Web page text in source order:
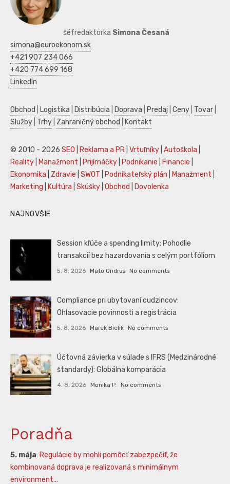
šéfredaktorka Simona Česaná
simona@euroekonom.sk
+421 907 234 066
+420 774 699 168
LinkedIn
Obchod Logistika Distribúcia Doprava Predaj Ceny Tovar
Služby Trhy Zahraničný obchod Kontakt
© 2010 - 2026 SEO Reklama a PR Vrtuľníky Autoškola
Reality
Manažment Prijímáčky Podnikanie Financie
Ekonomika
Zdravie SWOT Podnikateľský plán Manažment
Marketing
Kultúra Skúšky Obchod Dovolenka
NAJNOVŠIE
Session kľúče a spending limity: Pohodlie
transakcií bez hazardovania s celým portfóliom
5. 8. 2026 Mato Ondrus No comments
Compliance pri ubytovaní cudzincov:
Ohlasovacie povinnosti a registrácia
5. 8. 2026 Marek Bielik No comments
Účtovná závierka v súlade s IFRS (Medzinárodné
štandardy): Globálna komparácia
4. 8. 2026 Monika P. No comments
Poradňa
5. mája: Regulácie by mohli pomôcť zabezpečiť, že
kombinovaná doprava je realizovaná s minimálnym
environment...